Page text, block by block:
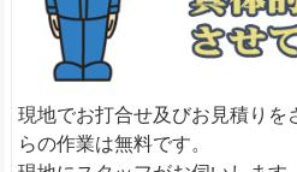
現地でお打合せ及びお見積りを
らの作業は無料です。